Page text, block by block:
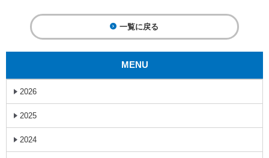
一覧に戻る
MENU
2026
2025
2024